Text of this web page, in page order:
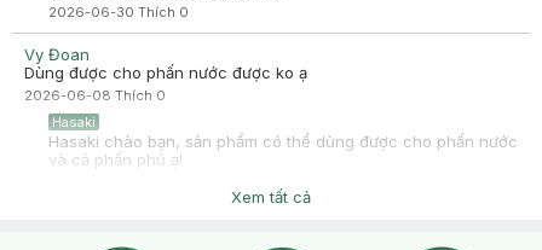
2026-06-30 Thích 0
Vy Đoan
Dùng được cho phấn nước được ko ạ
2026-06-08 Thích 0
Hasaki
Hasaki chào bạn, sản phẩm có thể dùng được cho phấn nước
và cả phấn phủ ạ!
Xem tất cả